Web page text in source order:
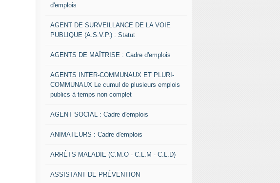
d'emplois
AGENT DE SURVEILLANCE DE LA VOIE
PUBLIQUE (A.S.V.P.) : Statut
AGENTS DE MAÎTRISE : Cadre d'emplois
AGENTS INTER-COMMUNAUX ET PLURI-
COMMUNAUX Le cumul de plusieurs emplois
publics à temps non complet
AGENT SOCIAL : Cadre d'emplois
ANIMATEURS : Cadre d'emplois
ARRÊTS MALADIE (C.M.O - C.L.M - C.L.D)
ASSISTANT DE PRÉVENTION